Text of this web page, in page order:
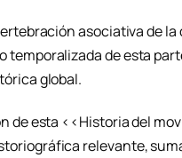
asociativa de
de esta
global.
de esta <<Historia del
relevante,